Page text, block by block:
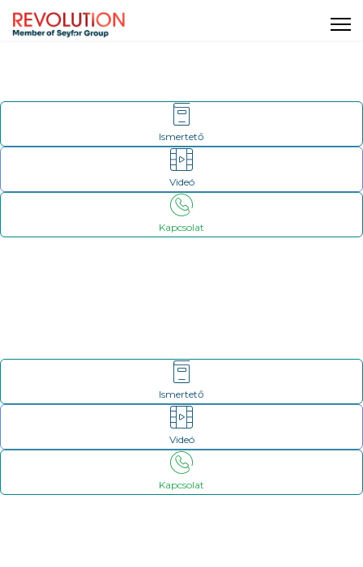
Ismertető
Videó
Kapcsolat
Ismertető
Videó
Kapcsolat